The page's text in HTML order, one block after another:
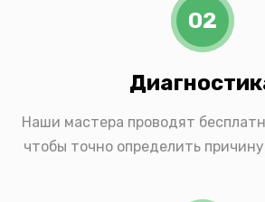
02
Наши мастера проводят
чтобы точно определить